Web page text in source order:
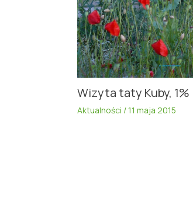
Wizyta taty Kuby,
Aktualności /11 maja 2015